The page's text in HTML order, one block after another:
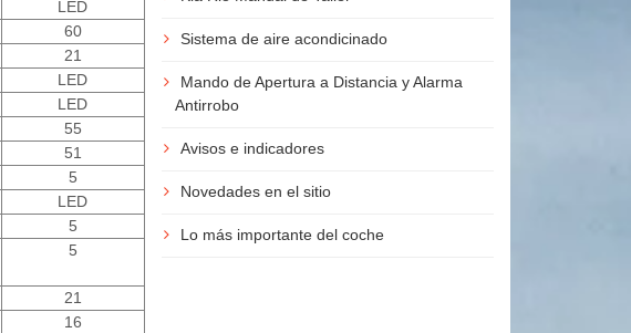
LED
60
21
LED
LED
55
51
5
LED
5
5
21
16
Sistema de aire acondicinado
Mando de Apertura a Distancia y Alarma
Antirrobo
Avisos e indicadores
Novedades en el sitio
Lo más importante del coche